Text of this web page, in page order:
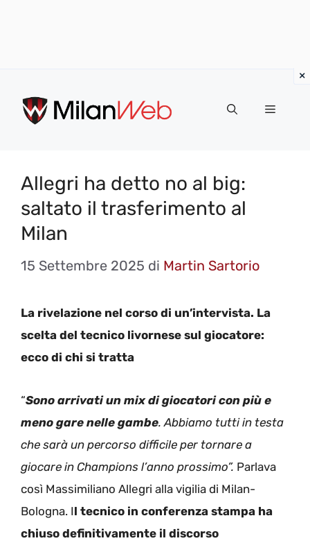
contenuto
MENU
Allegri ha detto no al big:
saltato il trasferimento al
Milan
15 Settembre 2025 di Martin Sartorio
La rivelazione nel corso di un’intervista. La
scelta del tecnico livornese sul giocatore:
ecco di chi si tratta
“Sono arrivati un mix di giocatori con più e
meno gare nelle gambe. Abbiamo tutti in testa
che sarà un percorso difficile per tornare a
giocare in Champions l’anno prossimo”. Parlava
così Massimiliano Allegri alla vigilia di Milan-
Bologna. Il tecnico in conferenza stampa ha
chiuso definitivamente il discorso